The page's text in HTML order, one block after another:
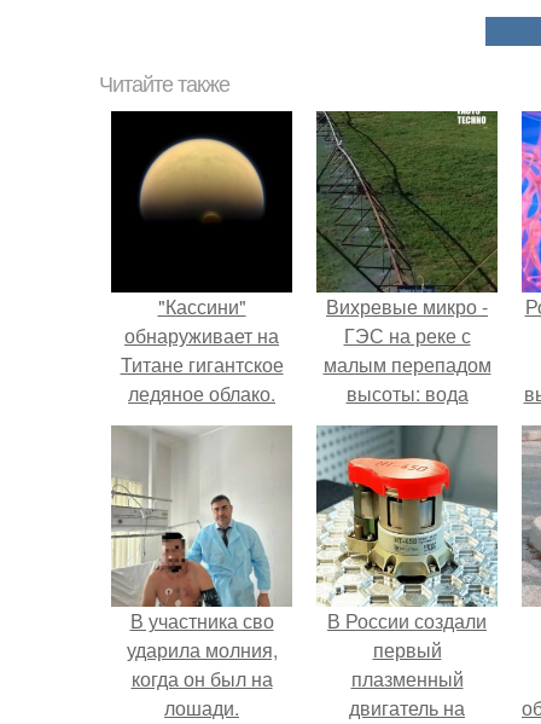
Читайте также
"Кассини"
обнаруживает на
Титане гигантское
ледяное облако.
Вихревые микро -
ГЭС на реке с
малым перепадом
высоты: вода
закручивается в
бетонной камере и
вращает
вертикальную
турбину.
В участника сво
ударила молния,
когда он был на
лошади.
В России создали
первый
плазменный
двигатель на